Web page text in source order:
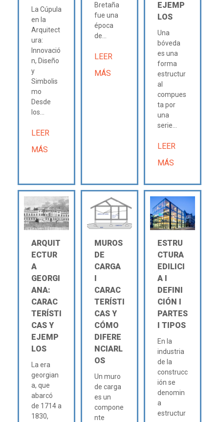
La Cúpula
en la
Arquitect
ura:
Innovació
n, Diseño
y
Simbolis
mo
Desde
los...
LEER
MÁS
Bretaña
fue una
época
de...
LEER
MÁS
EJEMP
LOS
Una
bóveda
es una
forma
estructur
al
compues
ta por
una
serie...
LEER
MÁS
ARQUIT
ECTUR
A
GEORGI
ANA:
CARAC
TERÍSTI
CAS Y
EJEMP
LOS
La era
georgian
a, que
abarcó
de 1714 a
1830,
MUROS
DE
CARGA
CARAC
TERÍSTI
CAS Y
CÓMO
DIFERE
NCIARL
OS
Un muro
de carga
es un
compone
nte
ESTRU
CTURA
EDILICI
A Ι
DEFINI
CIÓN Ι
PARTES
Ι TIPOS
En la
industria
de la
construcc
ión se
denomin
a
estructur